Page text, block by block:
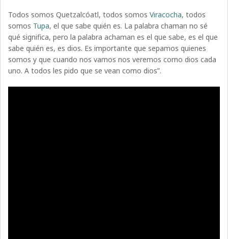
Todos somos Quetzalcóatl, todos somosViracocha, todos
somos Tupa, el que sabe quién es. La palabra chaman no sé
qué significa, pero la palabra achaman es el que sabe, es el que
sabe quién es, es dios. Es importante que sepamos quienes
somos y que cuando nos vamos nos veremos como dios cada
uno. A todos les pido que se vean como dios”.